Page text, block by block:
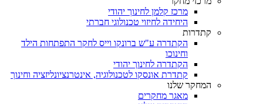
מרכז קלמן לחינוך יהודי
היחידה לחיזוי טכנולוגי חברתי
קתדרות
הקתדרה ע"ש ברונקו וייס לחקר התפתחות הילד
וחינוכו
הקתדרה לחינוך יהודי
קתדרת אונסקו לטכנולוגיה, אינטרנציונליזציה וחינוך
המחקר שלנו
מאגר מחקרים